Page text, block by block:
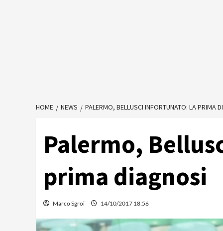
HOME NEWS PALERMO, BELLUSCI INFORTUNATO: LA PRIMA
Palermo,
prima diagnosi
Marco Sgroi 14/10/2017 18:56